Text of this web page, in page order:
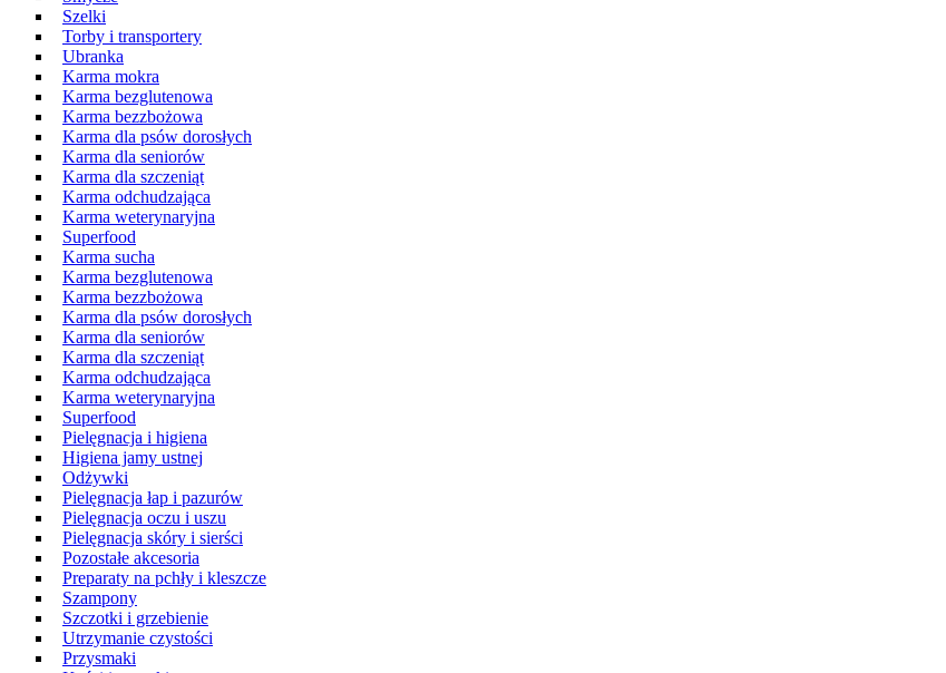
Szelki
Torby i transportery
Ubranka
Karma mokra
Karma bezglutenowa
Karma bezzbożowa
Karma dla psów dorosłych
Karma dla seniorów
Karma dla szczeniąt
Karma odchudzająca
Karma weterynaryjna
Superfood
Karma sucha
Karma bezglutenowa
Karma bezzbożowa
Karma dla psów dorosłych
Karma dla seniorów
Karma dla szczeniąt
Karma odchudzająca
Karma weterynaryjna
Superfood
Pielęgnacja i higiena
Higiena jamy ustnej
Odżywki
Pielęgnacja łap i pazurów
Pielęgnacja oczu i uszu
Pielęgnacja skóry i sierści
Pozostałe akcesoria
Preparaty na pchły i kleszcze
Szampony
Szczotki i grzebienie
Utrzymanie czystości
Przysmaki